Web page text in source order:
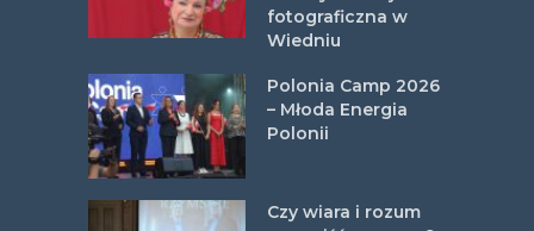
fotograficzna w
Wiedniu
Polonia Camp 2026
– Młoda Energia
Polonii
Czy wiara i rozum